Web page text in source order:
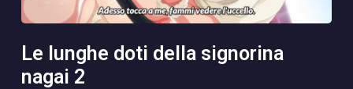
le lunghe doti della signorina
nagai 2